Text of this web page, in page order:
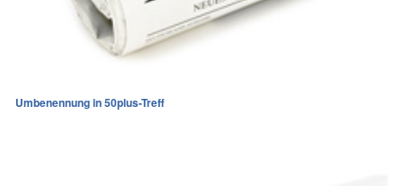
Umbenennung in 50plus-Treff